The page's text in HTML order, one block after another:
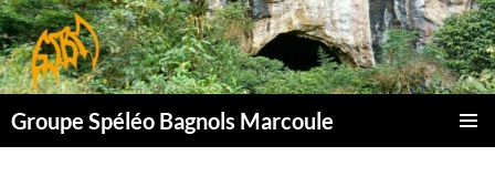
Aller
au
contenu
Groupe Spéléo Bagnols Marcoule